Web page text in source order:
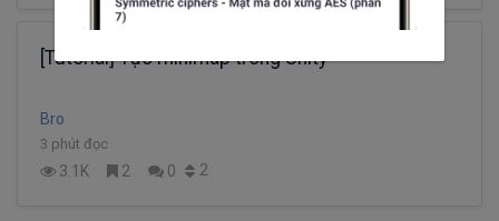
[Tutorial] Tạo minimap trong Unity
Bro
3 phút đọc
3.1K 2 0 2